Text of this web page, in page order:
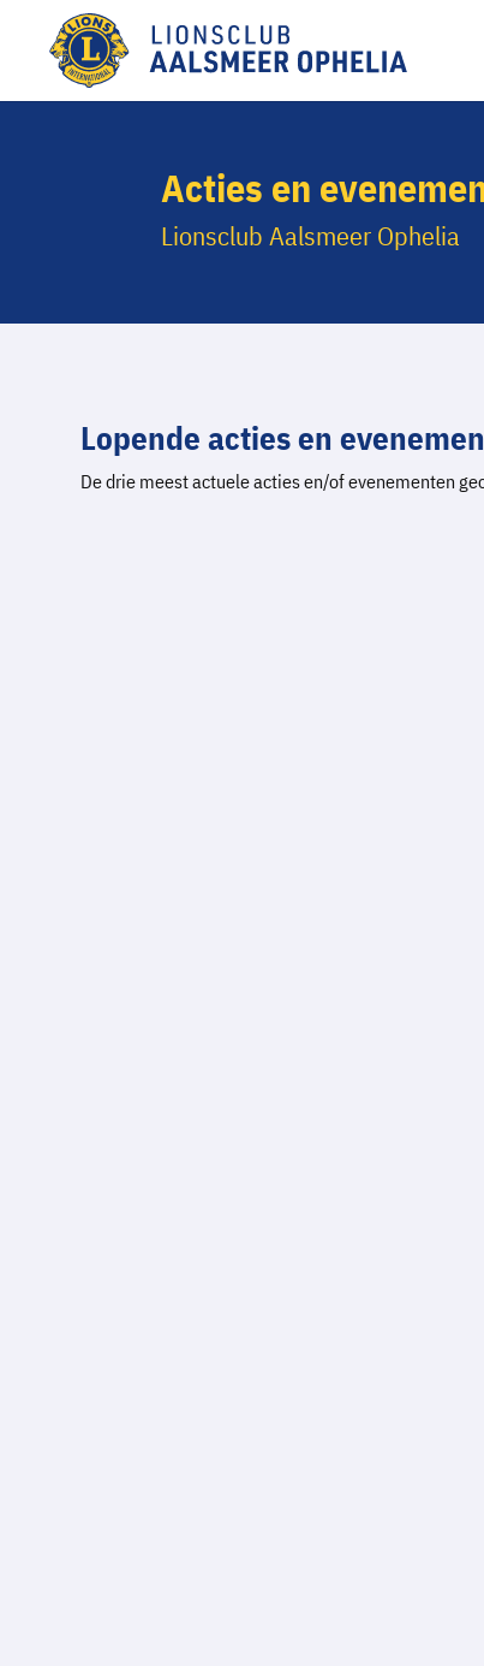
Acties en
Lionsclub Aalsmeer Ophelia
Lopende acties en
De drie meest actuele acties en/of evenementen